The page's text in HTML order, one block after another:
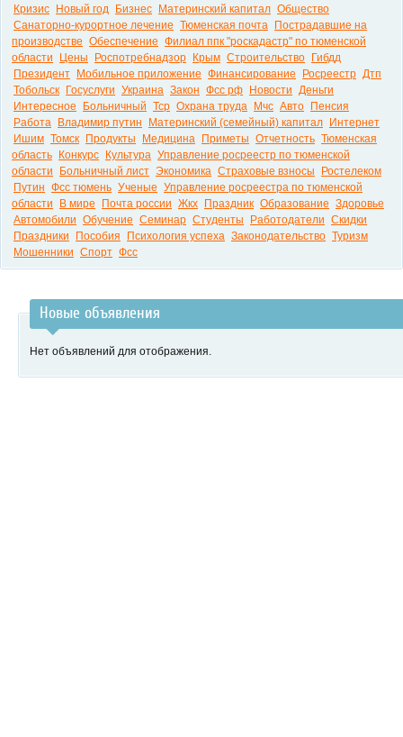
Кризис
Новый год Бизнес Материнский капитал Общество
Санаторно-курортное лечение Тюменская почта
Пострадавшие на
производстве Обеспечение Филиал ппк "роскадастр" по тюменской
области
Цены Роспотребнадзор Крым Строительство
Гибдд
Президент
Мобильное приложение Финансирование Росреестр Дтп
Тобольск
Госуслуги Украина Закон Фсс рф Новости Деньги
Интересное
Больничный Тср Охрана труда Мчс Авто
Пенсия
Работа
Владимир путин Материнский (семейный) капитал
Интернет
Ишим Томск Продукты Медицина Приметы Отчетность Тюменская
область
Конкурс Культура Управление росреестр по тюменской
области
Больничный лист Экономика Страховые взносы
Ростелеком
Путин Фсс тюмень Ученые Управление росреестра по тюменской
области
В мире Почта россии Жкх Праздник Образование Здоровье
Автомобили Обучение Семинар Студенты Работодатели Скидки
Праздники
Пособия Психология успеха Законодательство Туризм
Мошенники Спорт Фсс
Новые объявления
Нет объявлений для отображения.